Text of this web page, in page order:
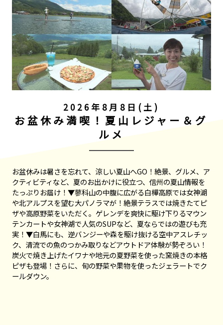
2026年8月8日(土)
お盆休み満喫！夏山レジャー＆グ
ルメ
お盆休みは暑さを忘れて、涼しい夏山へGO！絶景、グルメ、ア
クティビティなど、夏のお出かけに役立つ、信州の夏山情報を
たっぷりお届け！▼蓼科山の中腹に広がる白樺高原では女神湖
や北アルプスを望む大パノラマが！絶景テラスでは焼きたてピ
ザや高原野菜をいただく。ゲレンデを爽快に駆け下りるマウン
テンカートや女神湖で人気のSUPなど、夏ならではの遊びも充
実！▼白馬にも、逆バンジーや森を駆け抜ける空中アスレチッ
ク、清流での魚のつかみ取りなどアウトドア体験が勢ぞろい！
炭火で焼き上げたイワナや地元の夏野菜を使った窯焼きの本格
ピザも登場！さらに、旬の野菜や果物を使ったジェラートでク
ールダウン。